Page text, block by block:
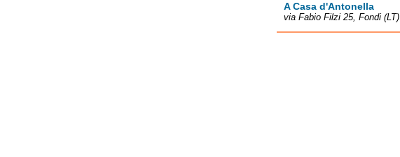
A Casa d'Antonella
via Fabio Filzi 25, Fondi (LT)